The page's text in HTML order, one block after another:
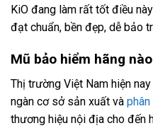
KiO đang làm rất tốt điều
đạt chuẩn, bền đẹp, dễ bảo
Mũ bảo hiểm hãng
Thị trường Việt Nam hiện
ngàn cơ sở sản xuất và
thương hiệu nội địa cho đến